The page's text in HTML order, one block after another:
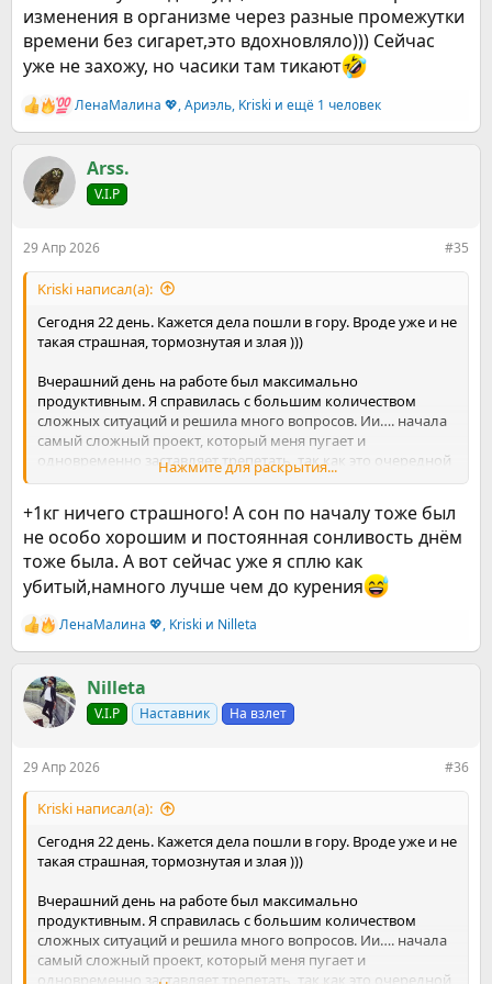
изменения в организме через разные промежутки
времени без сигарет,это вдохновляло))) Сейчас
уже не захожу, но часики там тикают
Р
е
к
ц
и
ЛенаМалина 💖,Ариэль, Kriski и ещё 1 человек
Arss.
V.I.P
29 Апр 2026 #35
Kriski написал(а):
Сегодня 22 день. Кажется дела пошли в гору. Вроде уже и не
такая страшная, тормознутая и злая )))
Вчерашний день на работе был максимально
продуктивным. Я справилась с большим количеством
сложных ситуаций и решила много вопросов. Ии…. начала
самый сложный проект, который меня пугает и
одновременно заставляет трепетать, так как это очередной
вызов себе. При этом весь день было отличное ровное
Тумана в голове меньше.
Тяга приходит также с десяток раз в день, но 1 минуту
потерпеть точно можно. А еще, я вчера решила взвеситься,
добавился всего 1 кг, возможно это и дало мне позитива на
весь день
Лень и апатия пока со мной, вот сегодня выходной, время
15:40 я наделала вообще ничего ) победой сегодняшнего
дня будет уборка, хотя бы легкая и надо бы приготовить
еды на 2 дня. И продумать свое питание. Питание и спорт
Из новых не приятных симптомов прерывистый сон. Сплю я
все эти 22 дня очень много. Последние 2 ночи, просыпаюсь
раз в час примерно, но потом снова засыпаю без проблем.
Интересно с чем это связано, может кто знает?)
Нажмите для раскрытия...
+1кг ничего страшного! А сон по началу тоже был
не особо хорошим и постоянная сонливость днём
тоже была. А вот сейчас уже я сплю как
убитый,намного лучше чем до курения
Р
е
к
ц
и
ЛенаМалина 💖, Kriski и Nilleta
Nilleta
V.I.P Наставник На взлет
29 Апр 2026 #36
Kriski написал(а):
Сегодня 22 день. Кажется дела пошли в гору. Вроде уже и не
такая страшная, тормознутая и злая )))
Вчерашний день на работе был максимально
продуктивным. Я справилась с большим количеством
сложных ситуаций и решила много вопросов. Ии…. начала
самый сложный проект, который меня пугает и
одновременно заставляет трепетать, так как это очередной